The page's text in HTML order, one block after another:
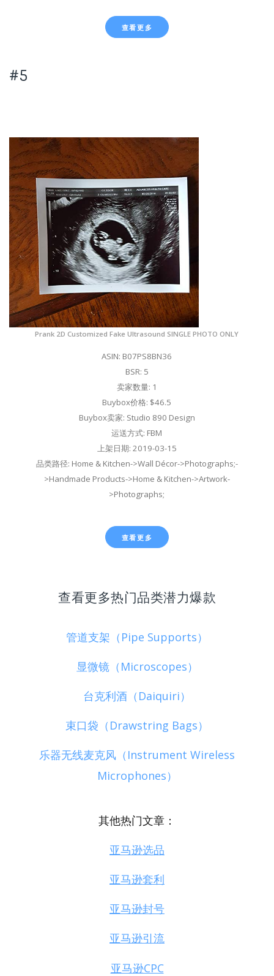
查看更多
#5
Prank 2D Customized Fake Ultrasound SINGLE PHOTO ONLY
ASIN: B07PS8BN36
BSR: 5
卖家数量: 1
Buybox价格: $46.5
Buybox卖家: Studio 890 Design
运送方式: FBM
上架日期: 2019-03-15
品类路径: Home & Kitchen->Wall Décor->Photographs;-
>Handmade Products->Home & Kitchen->Artwork-
>Photographs;
查看更多
查看更多热门品类潜力爆款
管道支架（Pipe Supports）
显微镜（Microscopes）
台克利酒（Daiquiri）
束口袋（Drawstring Bags）
乐器无线麦克风（Instrument Wireless
Microphones）
其他热门文章：
亚马逊选品
亚马逊套利
亚马逊封号
亚马逊引流
亚马逊CPC